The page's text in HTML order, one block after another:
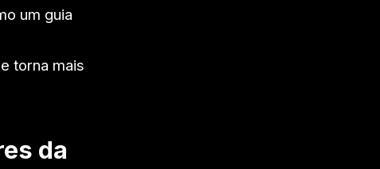
um guia
torna mais
da